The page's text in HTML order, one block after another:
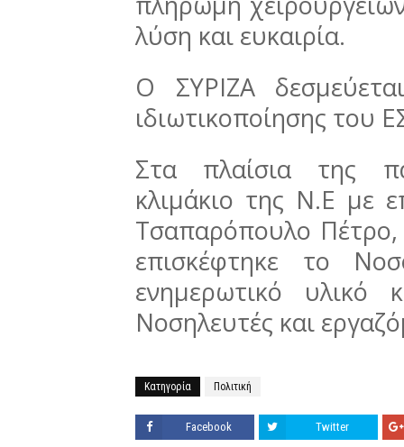
λύση και ευκαιρία.
Ο ΣΥΡΙΖΑ
ιδιωτικοποίησης του
Στα πλαίσια της
κλιμάκιο της Ν.Ε με
Τσαπαρόπουλο Πέτρο,
επισκέφτηκε το
ενημερωτικό υλικό
Νοσηλευτές και
Κατηγορία Πολιτική
Facebook Twitter